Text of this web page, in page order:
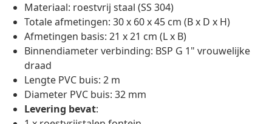
Materiaal: roestvrij staal (SS 304)
Totale afmetingen: 30 x 60 x 45 cm (B x D x H)
Afmetingen basis: 21 x 21 cm (L x B)
Binnendiameter verbinding: BSP G 1" vrouwelijke
draad
Lengte PVC buis: 2 m
Diameter PVC buis: 32 mm
Levering bevat: